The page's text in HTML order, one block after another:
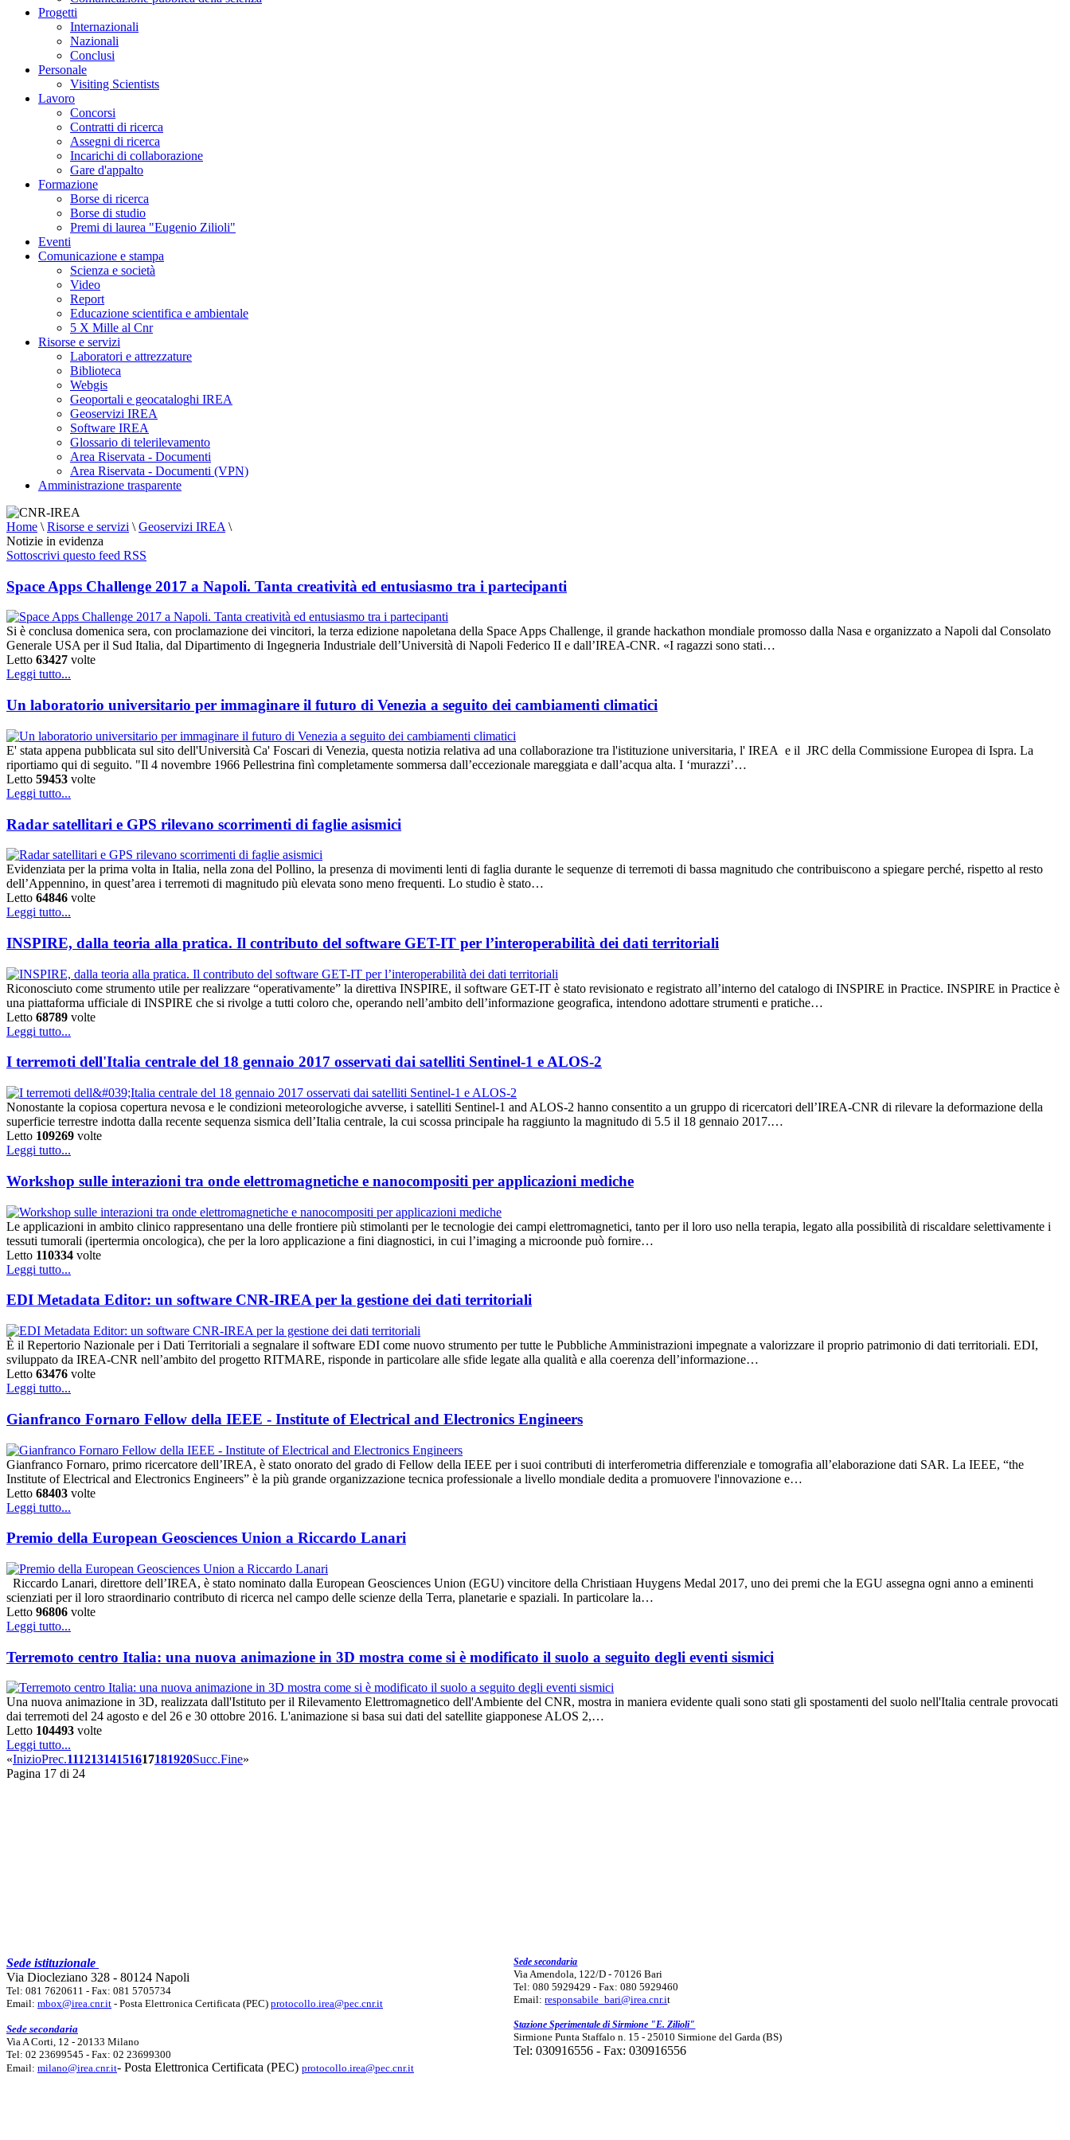
Progetti
Internazionali
Nazionali
Conclusi
Personale
Visiting Scientists
Lavoro
Concorsi
Contratti di ricerca
Assegni di ricerca
Incarichi di collaborazione
Gare d'appalto
Formazione
Borse di ricerca
Borse di studio
Premi di laurea "Eugenio Zilioli"
Eventi
Comunicazione e stampa
Scienza e società
Video
Report
Educazione scientifica e ambientale
5 X Mille al Cnr
Risorse e servizi
Laboratori e attrezzature
Biblioteca
Webgis
Geoportali e geocataloghi IREA
Geoservizi IREA
Software IREA
Glossario di telerilevamento
Area Riservata - Documenti
Area Riservata - Documenti (VPN)
Amministrazione trasparente
Home \ Risorse e servizi \ Geoservizi IREA \
Notizie in evidenza
Sottoscrivi questo feed RSS
Space Apps Challenge 2017 a Napoli. Tanta creatività ed entusiasmo tra i partecipanti
Si è conclusa domenica sera, con proclamazione dei vincitori, la terza edizione napoletana della Space Apps Challenge, il grande hackathon mondiale promosso dalla Nasa e organizzato a Napoli dal Consolato
Generale USA per il Sud Italia, dal Dipartimento di Ingegneria Industriale dell’Università di Napoli Federico II e dall’IREA-CNR. «I ragazzi sono stati…
Letto 63427 volte
Leggi tutto...
Un laboratorio universitario per immaginare il futuro di Venezia a seguito dei cambiamenti climatici
E' stata appena pubblicata sul sito dell'Università Ca' Foscari di Venezia, questa notizia relativa ad una collaborazione tra l'istituzione universitaria, l' IREA e il JRC della Commissione Europea di Ispra. La
riportiamo qui di seguito. "Il 4 novembre 1966 Pellestrina finì completamente sommersa dall’eccezionale mareggiata e dall’acqua alta. I ‘murazzi’…
Letto 59453 volte
Leggi tutto...
Radar satellitari e GPS rilevano scorrimenti di faglie asismici
Evidenziata per la prima volta in Italia, nella zona del Pollino, la presenza di movimenti lenti di faglia durante le sequenze di terremoti di bassa magnitudo che contribuiscono a spiegare perché, rispetto al resto
dell’Appennino, in quest’area i terremoti di magnitudo più elevata sono meno frequenti. Lo studio è stato…
Letto 64846 volte
Leggi tutto...
INSPIRE, dalla teoria alla pratica. Il contributo del software GET-IT per l’interoperabilità dei dati territoriali
Riconosciuto come strumento utile per realizzare “operativamente” la direttiva INSPIRE, il software GET-IT è stato revisionato e registrato all’interno del catalogo di INSPIRE in Practice. INSPIRE in Practice è
una piattaforma ufficiale di INSPIRE che si rivolge a tutti coloro che, operando nell’ambito dell’informazione geografica, intendono adottare strumenti e pratiche…
Letto 68789 volte
Leggi tutto...
I terremoti dell'Italia centrale del 18 gennaio 2017 osservati dai satelliti Sentinel-1 e ALOS-2
Nonostante la copiosa copertura nevosa e le condizioni meteorologiche avverse, i satelliti Sentinel-1 and ALOS-2 hanno consentito a un gruppo di ricercatori dell’IREA-CNR di rilevare la deformazione della
superficie terrestre indotta dalla recente sequenza sismica dell’Italia centrale, la cui scossa principale ha raggiunto la magnitudo di 5.5 il 18 gennaio 2017.…
Letto 109269 volte
Leggi tutto...
Workshop sulle interazioni tra onde elettromagnetiche e nanocompositi per applicazioni mediche
Le applicazioni in ambito clinico rappresentano una delle frontiere più stimolanti per le tecnologie dei campi elettromagnetici, tanto per il loro uso nella terapia, legato alla possibilità di riscaldare selettivamente i
tessuti tumorali (ipertermia oncologica), che per la loro applicazione a fini diagnostici, in cui l’imaging a microonde può fornire…
Letto 110334 volte
Leggi tutto...
EDI Metadata Editor: un software CNR-IREA per la gestione dei dati territoriali
È il Repertorio Nazionale per i Dati Territoriali a segnalare il software EDI come nuovo strumento per tutte le Pubbliche Amministrazioni impegnate a valorizzare il proprio patrimonio di dati territoriali. EDI,
sviluppato da IREA-CNR nell’ambito del progetto RITMARE, risponde in particolare alle sfide legate alla qualità e alla coerenza dell’informazione…
Letto 63476 volte
Leggi tutto...
Gianfranco Fornaro Fellow della IEEE - Institute of Electrical and Electronics Engineers
Gianfranco Fornaro, primo ricercatore dell’IREA, è stato onorato del grado di Fellow della IEEE per i suoi contributi di interferometria differenziale e tomografia all’elaborazione dati SAR. La IEEE, “the
Institute of Electrical and Electronics Engineers” è la più grande organizzazione tecnica professionale a livello mondiale dedita a promuovere l'innovazione e…
Letto 68403 volte
Leggi tutto...
Premio della European Geosciences Union a Riccardo Lanari
Riccardo Lanari, direttore dell’IREA, è stato nominato dalla European Geosciences Union (EGU) vincitore della Christiaan Huygens Medal 2017, uno dei premi che la EGU assegna ogni anno a eminenti
scienziati per il loro straordinario contributo di ricerca nel campo delle scienze della Terra, planetarie e spaziali. In particolare la…
Letto 96806 volte
Leggi tutto...
Terremoto centro Italia: una nuova animazione in 3D mostra come si è modificato il suolo a seguito degli eventi sismici
Una nuova animazione in 3D, realizzata dall'Istituto per il Rilevamento Elettromagnetico dell'Ambiente del CNR, mostra in maniera evidente quali sono stati gli spostamenti del suolo nell'Italia centrale provocati
dai terremoti del 24 agosto e del 26 e 30 ottobre 2016. L'animazione si basa sui dati del satellite giapponese ALOS 2,…
Letto 104493 volte
Leggi tutto...
«InizioPrec.11121314151617181920Succ.Fine»
Pagina 17 di 24
Sede istituzionale
Via Diocleziano 328 - 80124 Napoli
Tel: 081 7620611 - Fax: 081 5705734
Email: mbox@irea.cnr.it - Posta Elettronica Certificata (PEC) protocollo.irea@pec.cnr.it
Sede secondaria
Via A Corti, 12 - 20133 Milano
Tel: 02 23699545 - Fax: 02 23699300
Email: milano@irea.cnr.it- Posta Elettronica Certificata (PEC) protocollo.irea@pec.cnr.it
Sede secondaria
Via Amendola, 122/D - 70126 Bari
Tel: 080 5929429 - Fax: 080 5929460
Email:responsabile_bari@irea.cnr.it
Stazione Sperimentale di Sirmione "E. Zilioli"
Sirmione Punta Staffalo n. 15 - 25010 Sirmione del Garda (BS)
Tel: 030916556 - Fax: 030916556